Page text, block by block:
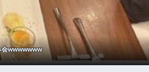
にしか見えないと話題に
会wwwwwww